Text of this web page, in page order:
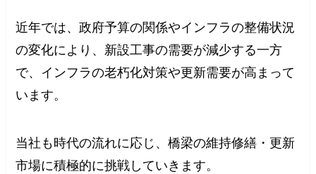
近年では、政府予算の関係やインフラの整備状況
の変化により、新設工事の需要が減少する一方
で、インフラの老朽化対策や更新需要が高まって
います。
当社も時代の流れに応じ、橋梁の維持修繕・更新
市場に積極的に挑戦していきます。